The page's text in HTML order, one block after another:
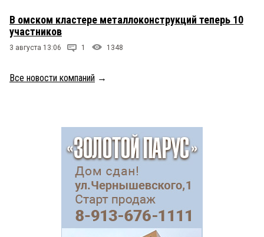
В омском кластере металлоконструкций теперь 10
участников
3 августа 13:06 1 1348
Все новости компаний →